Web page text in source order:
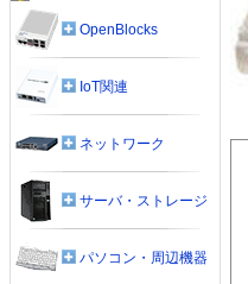
OpenBlocks
IoT関連
ネットワーク
サーバ・ストレージ
パソコン・周辺機器